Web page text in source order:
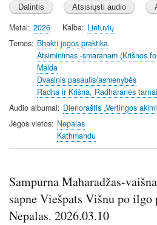
Metai 2026 Kalba Lietuvių
Temos Bhakti jogos praktika
Atsiminimas -smaranam (Krišnos
Malda
Dvasinis pasaulis/asmenybės
Radha ir Krišna, Radharanės
Audio albumai
Dienoraštis „Vertingos
Jėgos vietos Nepalas
Kathmandu
Sampurna Maharadžas-
sapne Viešpats Višnu po ilgo
Nepalas. 2026.03.10